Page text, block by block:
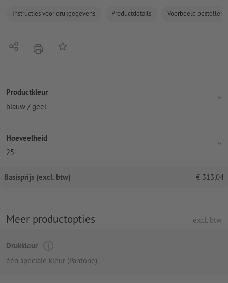
Instructies voor drukgegevens Productdetails Voorbeeld bestellen
Delen afdrukkenOp de lijst
Productkleur
blauw / geel
Hoeveelheid
25
Basisprijs (excl. btw) € 313,04
Meer productopties excl. btw
Drukkleur
één speciale kleur (Pantone)